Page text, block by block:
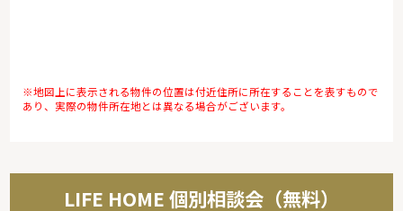
※地図上に表示される物件の位置は付近住所に所在することを表すもので
あり、実際の物件所在地とは異なる場合がございます。
LIFE HOME 個別相談会（無料）